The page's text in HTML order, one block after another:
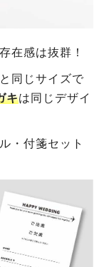
在感は抜群！
と同じサイズで
キは同じデザイ
・付箋セット